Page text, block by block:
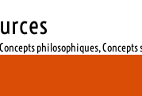
philosophiques,